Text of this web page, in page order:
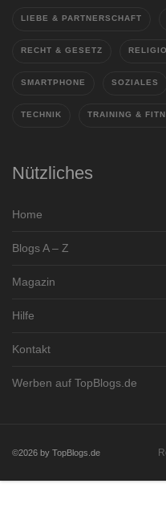
LIEBE & PARTNERSCHAFT
RECHT & GESETZ
SMARTPHONE SOZIALES
TECHNIK TRAINING &
Nützliches
Home
Blogs A – Z
Magazin
Hilfe
Kontakt
Werben auf TopBlogs.de
©2026 by TopBlogs.de